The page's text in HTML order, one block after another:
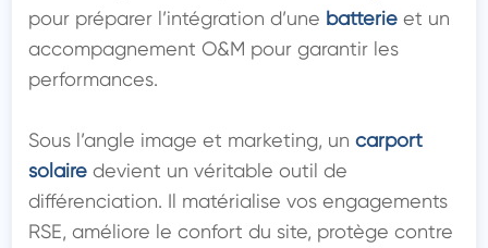
pour préparer l’intégration d’une batterie et un
accompagnement O&M pour garantir les
performances.
Sous l’angle image et marketing, un carport
solaire devient un véritable outil de
différenciation. Il matérialise vos engagements
RSE, améliore le confort du site, protège contre